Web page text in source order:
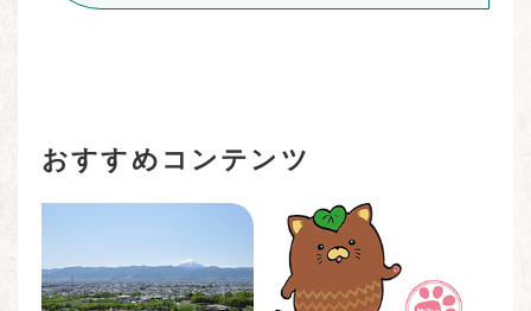
おすすめコンテンツ